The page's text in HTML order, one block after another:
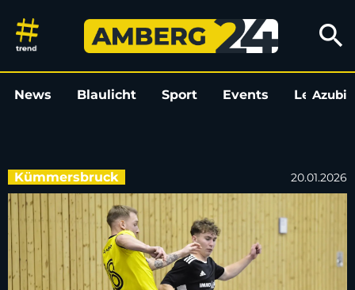
FC Amberg nimmt beim
search
News Blaulicht Sport Events LeoAzubi
Kümmersbruck 20.01.2026